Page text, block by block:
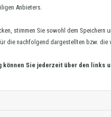
Anbieters.
stimmen Sie sowohl dem
die nachfolgend dargestellten bzw. die
Sie jederzeit über den links